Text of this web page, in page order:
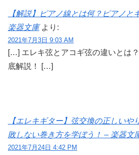
【解説】ピアノ線とは何？ピアノと
楽器文庫 より:
2021年7月3日 9:03 AM
[…] エレキ弦とアコギ弦の違いとは
底解説！ […]
【エレキギター】弦交換の正しいや
敗しない巻き方を学ぼう！ – 楽器文
2021年7月24日 4:42 PM